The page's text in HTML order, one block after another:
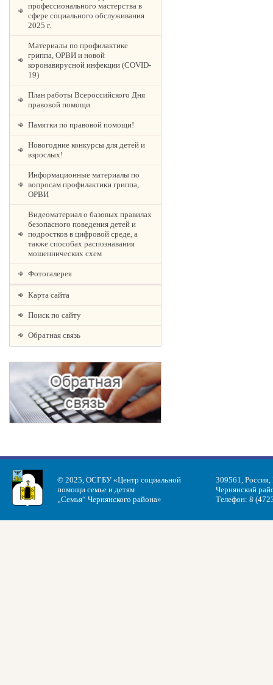
профессионального мастерства в
сфере социального обслуживания
2025 г.
Материалы по профилактике
гриппа, ОРВИ и новой
коронавирусной инфекции (COVID-
19)
План работы Всероссийского Дня
правовой помощи
Памятки по правовой помощи!
Новогодние конкурсы для детей и
взрослых!
Информационные материалы по
вопросам профилактики гриппа,
ОРВИ
Видеоматериал о базовых правилах
безопасного поведения детей и
подростков в цифровой среде, а
также способах распознавания
мошеннических схем
Фотогалерея
Карта сайта
Поиск по сайту
Обратная связь
© 2025, ОСГБУ «Центр социальной
помощи семье и детям
„Семья“ Чернянского района»
309561, Россия,
Чернянский
Телефон: 8